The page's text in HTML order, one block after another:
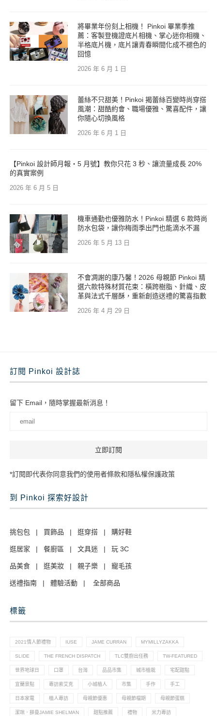
將畢業年份刻上相機！ Pinkoi 畢業季推
薦：客製登機證底片相機、掌心迷你相機、
半格底片機，底片讓青春瞬間化成不褪色的
回憶
2026 年 6 月 1 日
蕾絲不只甜美！Pinkoi 揭蕾絲百變時尚穿搭
風潮：甜酷約會、職場優雅、驚喜配件，讓
你隨心切換風格
2026 年 6 月 1 日
【Pinkoi 設計師月報・5 月號】教你只花 3 秒、讓流量成長 20%
的真實案例
2026 年 6 月 5 日
機車通勤也優雅防水！Pinkoi 精選 6 款時尚
防水包袋，讓你梅雨季出門也能滴水不漏
2026 年 5 月 13 日
不會凋謝的康乃馨！2026 母親節 Pinkoi 精
選六款特殊材質花束：橫跨樹脂、針織、皮
革與法式千層酥，重新創造送禮的驚喜指數
2026 年 4 月 29 日
訂閱 Pinkoi 設計誌
留下 Email，隨時掌握最新消息！
*訂閱即代表你同意我們的使用者條款和隱私權保護政策
到 Pinkoi 探索好設計
挑包包 | 買飾品 | 逛穿搭 | 購好鞋
逛居家 | 餐廚區 | 文具迷 | 玩 3C
品美食 | 逛美妝 | 親子樂 | 寵毛孩
送禮指南 | 體驗活動 | 全部商品
標籤
2021情人節禮物 IUSE JAME CURRAN MYMILLYZAKKA
SLIDE THE FRENCH DISPATCH TLC雙廚出任務 TW-FEATURED
世界地球日 口罩 台灣 品品市集 城市植栽 宅配甜點
宜蘭景點 專訪索艾克 小城植人 市集 手作 手工
日本家電 植人專訪 母親節優惠 母親節檔期 母親節蛋糕
潔咪．薛曼JAMIE SHELMAN 甜點推薦 禮物 米力專訪